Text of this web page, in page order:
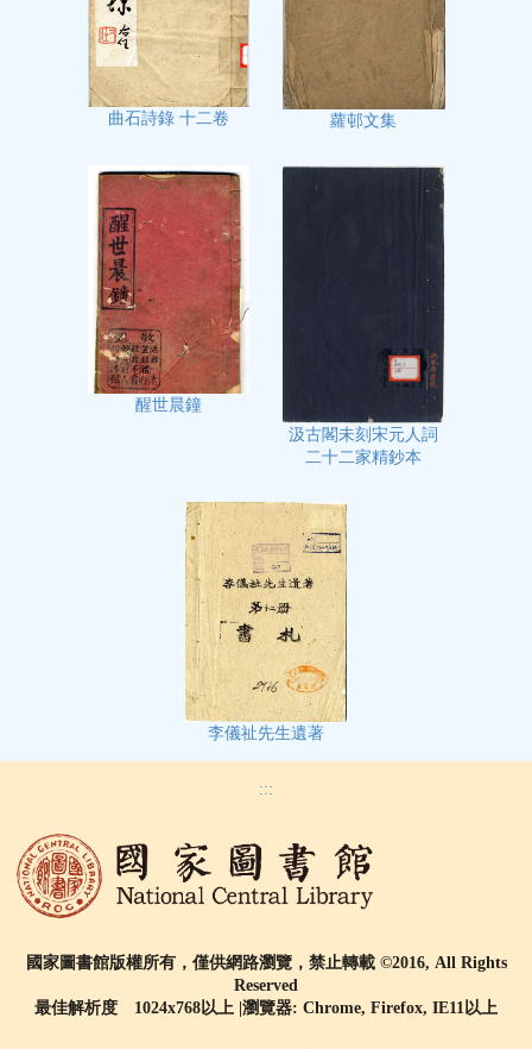
曲石詩錄 十二卷 蘿邨文集
醒世晨鐘
汲古閣未刻宋元人詞
二十二家精鈔本
李儀祉先生遺著
:::
國家圖書館版權所有，僅供網路瀏覽，禁止轉載 ©2016, All Rights
Reserved
最佳解析度 1024x768以上 |瀏覽器: Chrome, Firefox, IE11以上